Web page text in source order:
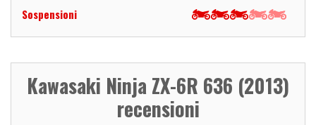
Sospensioni
Kawasaki Ninja ZX-6R 636 (2013)
recensioni